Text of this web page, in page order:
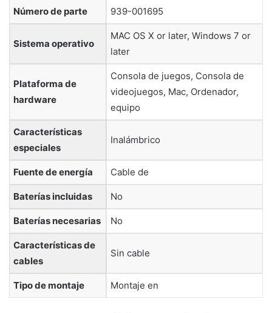
Número de parte ‎939-001695
Sistema operativo
‎MAC OS X or later, Windows 7 or
later
Plataforma de
hardware
‎Consola de juegos, Consola de
videojuegos, Mac, Ordenador,
equipo
Características
especiales
‎Inalámbrico
Fuente de energía ‎Cable de
Baterías incluidas ‎No
Baterías necesarias ‎No
Características de
cables
‎Sin cable
Tipo de montaje ‎Montaje en